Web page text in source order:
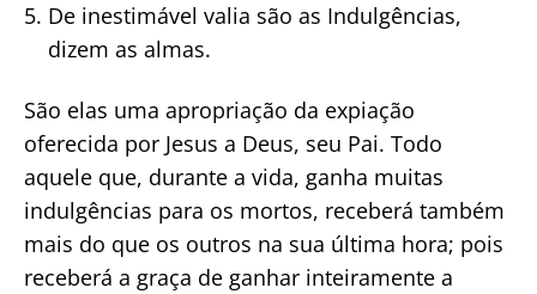
De inestimável valia são as Indulgências,
dizem as almas.
São elas uma apropriação da expiação
oferecida por Jesus a Deus, seu Pai. Todo
aquele que, durante a vida, ganha muitas
indulgências para os mortos, receberá também
mais do que os outros na sua última hora; pois
receberá a graça de ganhar inteiramente a